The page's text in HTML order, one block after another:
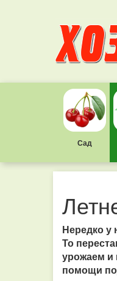
Сад
Нередко у
То
урожаем и
помощи